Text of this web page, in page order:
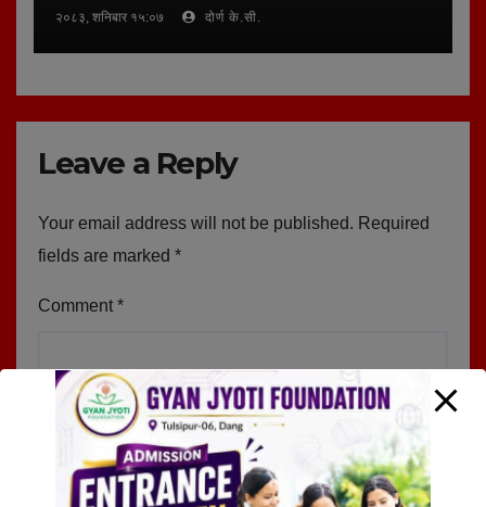
२०८३, शनिबार १५:०७ दोर्ण के.सी.
Leave a Reply
Your email address will not be published. Required
fields are marked *
Comment *